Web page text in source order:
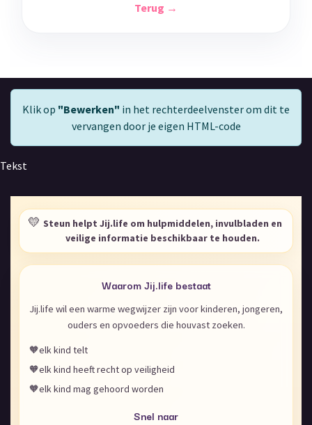
Terug →
Klik op "Bewerken" in het rechterdeelvenster om dit te
vervangen door je eigen HTML-code
Tekst
💛 Steun helpt Jij.life om hulpmiddelen, invulbladen en
veilige informatie beschikbaar te houden.
Waarom Jij.life bestaat
Jij.life wil een warme wegwijzer zijn voor kinderen, jongeren,
ouders en opvoeders die houvast zoeken.
🧡elk kind telt
🧡elk kind heeft recht op veiligheid
🧡elk kind mag gehoord worden
Snel naar